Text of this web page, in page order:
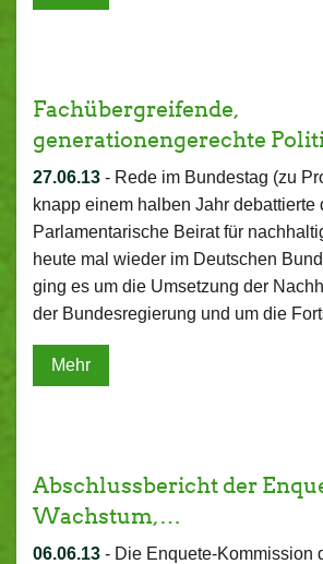
Fachübergreifende,
generationengerechte
27.06.13 - Rede im Bundestag (zu
knapp einem halben Jahr debattierte
Parlamentarische Beirat für
heute mal wieder im Deutschen
ging es um die Umsetzung der
der Bundesregierung und um die
Mehr
Abschlussbericht der
Wachstum,…
06.06.13 - Die Enquete-Kommission